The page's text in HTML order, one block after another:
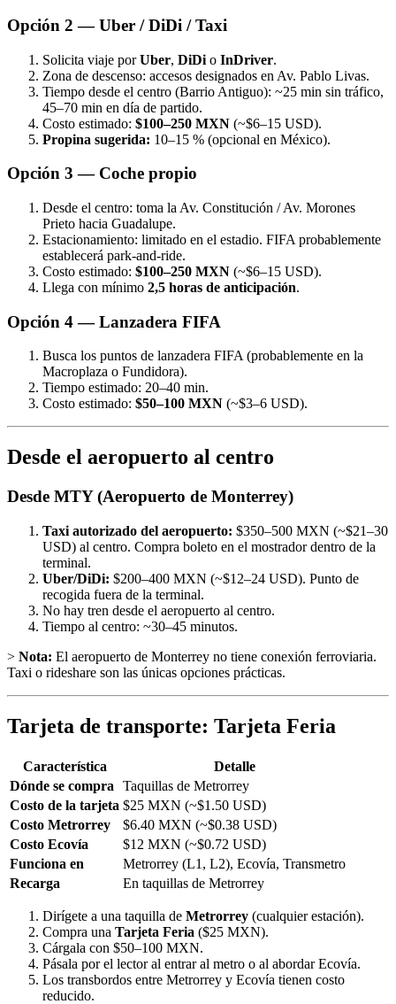
Opción 2 — Uber / DiDi / Taxi
Solicita viaje porUber, DiDi o InDriver.
Zona de descenso: accesos designados en Av. Pablo Livas.
Tiempo desde el centro (Barrio Antiguo): ~25 min sin tráfico,
45–70 min en día de partido.
Costo estimado: $100–250 MXN (~$6–15 USD).
Propina sugerida: 10–15 % (opcional en México).
Opción 3 — Coche propio
Desde el centro: toma la Av. Constitución / Av. Morones
Prieto hacia Guadalupe.
Estacionamiento: limitado en el estadio. FIFA probablemente
establecerá park-and-ride.
Costo estimado: $100–250 MXN (~$6–15 USD).
Llega con mínimo 2,5 horas de anticipación.
Opción 4 — Lanzadera FIFA
Busca los puntos de lanzadera FIFA (probablemente en la
Macroplaza o Fundidora).
Tiempo estimado: 20–40 min.
Costo estimado: $50–100 MXN (~$3–6 USD).
Desde el aeropuerto al centro
Desde MTY (Aeropuerto de Monterrey)
Taxi autorizado del aeropuerto: $350–500 MXN (~$21–30
USD) al centro. Compra boleto en el mostrador dentro de la
terminal.
Uber/DiDi: $200–400 MXN (~$12–24 USD). Punto de
recogida fuera de la terminal.
No hay tren desde el aeropuerto al centro.
Tiempo al centro: ~30–45 minutos.
> Nota: El aeropuerto de Monterrey no tiene conexión ferroviaria.
Taxi o rideshare son las únicas opciones prácticas.
Tarjeta de transporte: Tarjeta Feria
Característica
Detalle
Dónde se compra
Taquillas de Metrorrey
Costo de la tarjeta $25 MXN (~$1.50 USD)
Costo Metrorrey
$6.40 MXN (~$0.38 USD)
Costo Ecovía
$12 MXN (~$0.72 USD)
Funciona en
Metrorrey (L1, L2), Ecovía, Transmetro
Recarga
En taquillas de Metrorrey
Dirígete a una taquilla de Metrorrey (cualquier estación).
Compra una Tarjeta Feria ($25 MXN).
Cárgala con $50–100 MXN.
Pásala por el lector al entrar al metro o al abordar Ecovía.
Los transbordos entre Metrorrey y Ecovía tienen costo
reducido.